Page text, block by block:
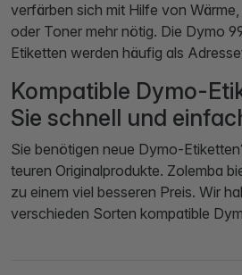
verfärben sich mit Hilfe von
oder Toner mehr nötig. Die Dymo
Etiketten werden häufig als
Kompatible Dymo-
Sie schnell und
Sie benötigen neue Dymo-
teuren Originalprodukte. Zolemba
zu einem viel besseren Preis. Wir
verschieden Sorten kompatible